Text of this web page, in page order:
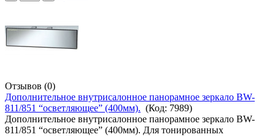
Отзывов (0)
Дополнительное внутрисалонное панорамное зеркало BW-
811/851 “осветляющее” (400мм). (Код: 7989)
Дополнительное внутрисалонное панорамное зеркало BW-
811/851 “осветляющее” (400мм). Для тонированных